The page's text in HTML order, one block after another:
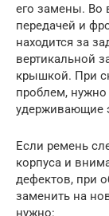
его замены. Во
передачей и
находится за
вертикальной
крышкой. При
проблем, нужно
удерживающие
Если ремень
корпуса и
дефектов, при
заменить на
нужно: